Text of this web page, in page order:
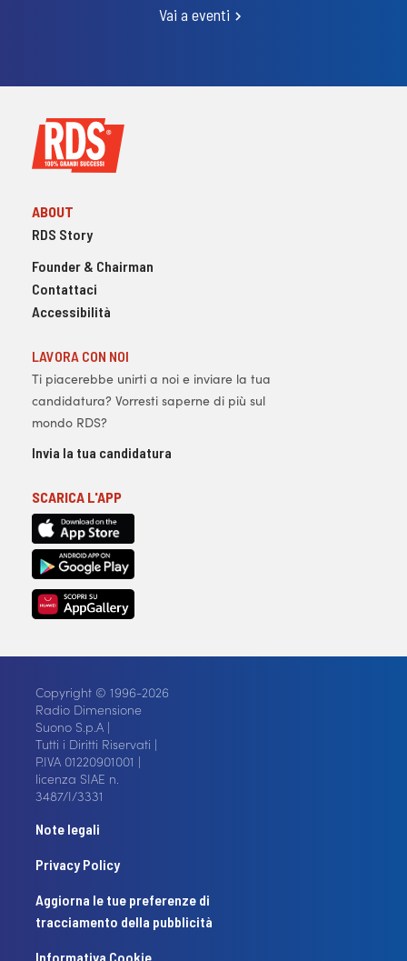
Vai a eventi
ABOUT
RDS Story
Founder & Chairman
Contattaci
Accessibilità
LAVORA CON NOI
Ti piacerebbe unirti a noi e inviare la tua
candidatura? Vorresti saperne di più sul
mondo RDS?
Invia la tua candidatura
SCARICA L'APP
Copyright © 1996-2026
Radio Dimensione
Suono S.p.A |
Tutti i Diritti Riservati |
P.IVA 01220901001 |
licenza SIAE n.
3487/I/3331
Note legali
Privacy Policy
Aggiorna le tue preferenze di
tracciamento della pubblicità
Informativa Cookie